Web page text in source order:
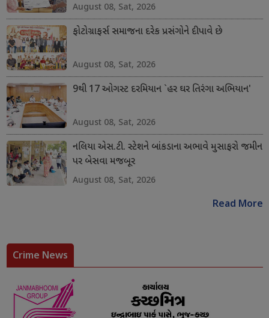
August 08, Sat, 2026
ફોટોગ્રાફર્સ સમાજના દરેક પ્રસંગોને દીપાવે છે
August 08, Sat, 2026
9થી 17 ઓગસ્ટ દરમિયાન `હર ઘર તિરંગા અભિયાન'
August 08, Sat, 2026
નલિયા એસ.ટી. સ્ટેશને બાંકડાના અભાવે મુસાફરો જમીન
પર બેસવા મજબૂર
August 08, Sat, 2026
Read More
Crime News